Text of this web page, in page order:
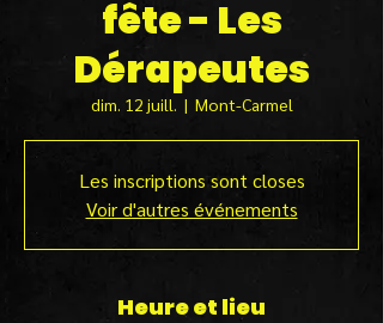
fête - Les
Dérapeutes
dim. 12 juill.
  |
Mont-Carmel
Les inscriptions sont closes
Voir d'autres événements
Heure et lieu